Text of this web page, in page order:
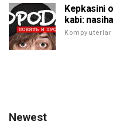
Kepkasini
kabi:
Kompyuterlar
Newest